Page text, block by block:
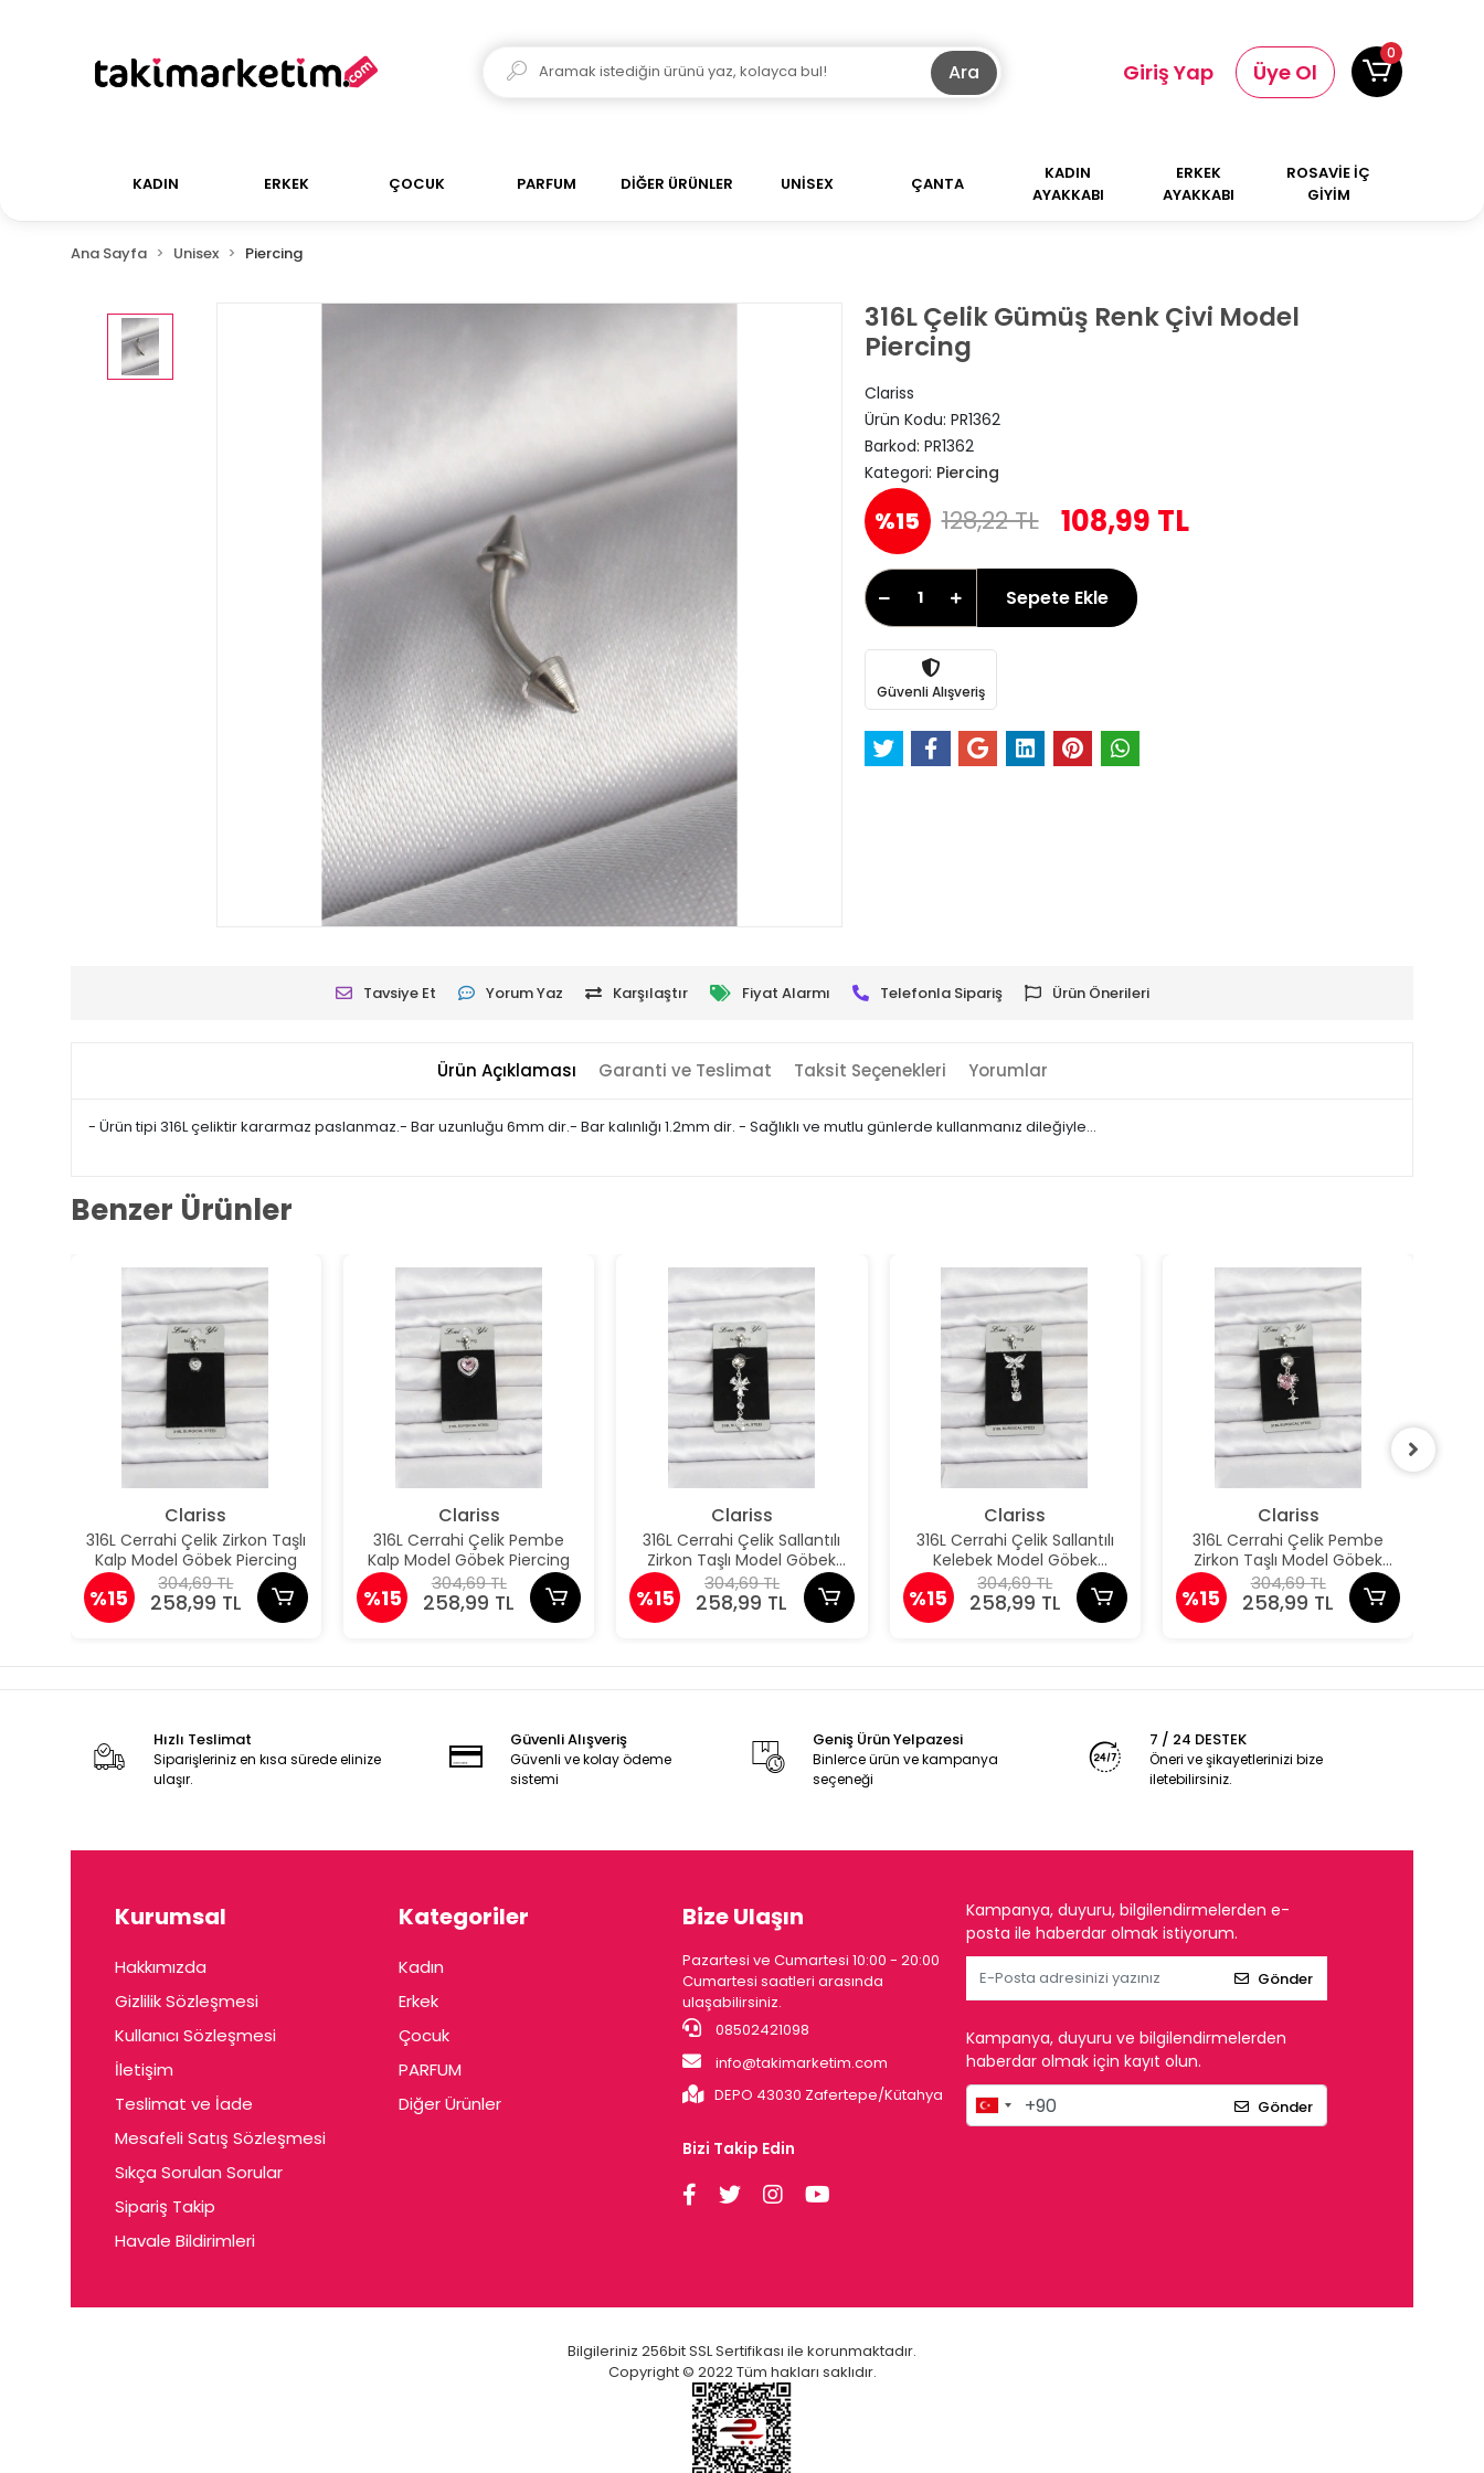
Ara Giriş Yap Üye Ol
0
KADIN ERKEK ÇOCUK PARFUM DİĞER ÜRÜNLER UNİSEX ÇANTA
KADIN
AYAKKABI
ERKEK
AYAKKABI
ROSAVİE İÇ
GİYİM
Ana Sayfa Unisex Piercing
316L Çelik Gümüş Renk Çivi Model
Piercing
Clariss
Ürün Kodu: PR1362
Barkod: PR1362
Kategori: Piercing
%15 128,22 TL 108,99 TL
Sepete Ekle
Güvenli Alışveriş
Tavsiye Et Yorum Yaz Karşılaştır Fiyat Alarmı Telefonla Sipariş Ürün Önerileri
Ürün Açıklaması Garanti ve Teslimat Taksit Seçenekleri Yorumlar
- Ürün tipi 316L çeliktir kararmaz paslanmaz.- Bar uzunluğu 6mm dir.- Bar kalınlığı 1.2mm dir. - Sağlıklı ve mutlu günlerde kullanmanız dileğiyle…
Benzer Ürünler
Clariss
316L Cerrahi Çelik Zirkon Taşlı
Kalp Model Göbek Piercing
%15
304,69 TL
258,99 TL
Clariss
316L Cerrahi Çelik Pembe
Kalp Model Göbek Piercing
%15
304,69 TL
258,99 TL
Clariss
316L Cerrahi Çelik Sallantılı
Zirkon Taşlı Model Göbek
Piercing
%15
304,69 TL
258,99 TL
Clariss
316L Cerrahi Çelik Sallantılı
Kelebek Model Göbek
Piercing
%15
304,69 TL
258,99 TL
Clariss
316L Cerrahi Çelik Pembe
Zirkon Taşlı Model Göbek
Piercing
%15
304,69 TL
258,99 TL
Hızlı Teslimat
Siparişleriniz en kısa sürede elinize
ulaşır.
Güvenli Alışveriş
Güvenli ve kolay ödeme
sistemi
Geniş Ürün Yelpazesi
Binlerce ürün ve kampanya
seçeneği
7 / 24 DESTEK
Öneri ve şikayetlerinizi bize
iletebilirsiniz.
Kurumsal
Hakkımızda
Gizlilik Sözleşmesi
Kullanıcı Sözleşmesi
İletişim
Teslimat ve İade
Mesafeli Satış Sözleşmesi
Sıkça Sorulan Sorular
Sipariş Takip
Havale Bildirimleri
Kategoriler
Kadın
Erkek
Çocuk
PARFUM
Diğer Ürünler
Bize Ulaşın
Pazartesi ve Cumartesi 10:00 - 20:00
Cumartesi saatleri arasında
ulaşabilirsiniz.
08502421098
info@takimarketim.com
DEPO 43030 Zafertepe/Kütahya
Bizi Takip Edin
Kampanya, duyuru, bilgilendirmelerden e-
posta ile haberdar olmak istiyorum.
Gönder
Kampanya, duyuru ve bilgilendirmelerden
haberdar olmak için kayıt olun.
Gönder
Bilgileriniz 256bit SSL Sertifikası ile korunmaktadır.
Copyright © 2022 Tüm hakları saklıdır.